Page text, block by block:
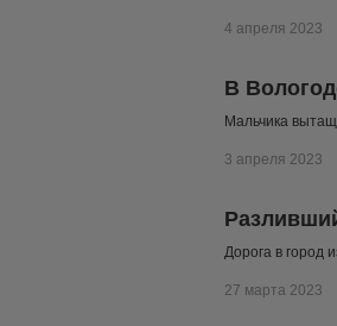
4 апреля 2023
В
Мальчика
3 апреля 2023
Дорога в город
27 марта 2023